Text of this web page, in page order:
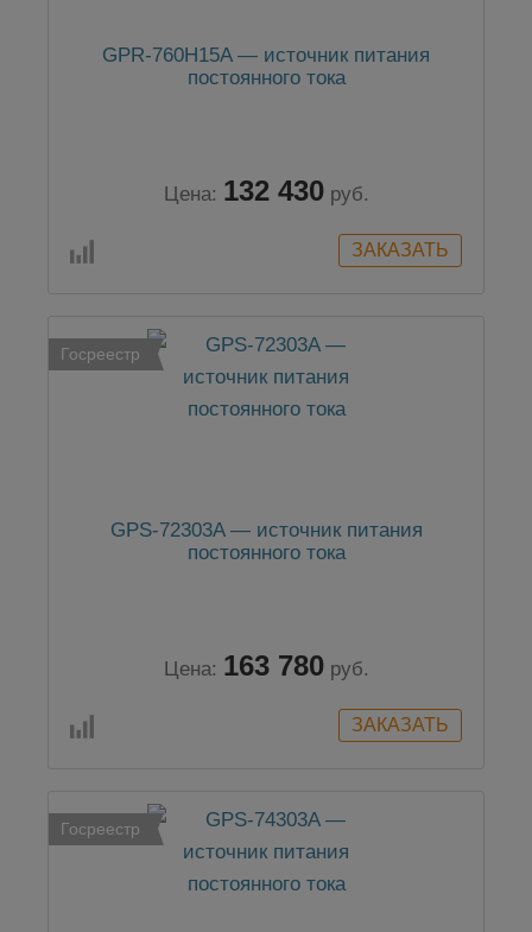
GPR-760H15A — источник питания
постоянного тока
Цена: 132 430 руб.
Госреестр
GPS-72303A — источник питания
постоянного тока
Цена: 163 780 руб.
Госреестр